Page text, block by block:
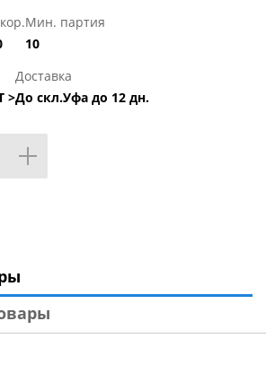
Мин. партия
10
>
Доставка
До скл.Уфа до 12 дн.